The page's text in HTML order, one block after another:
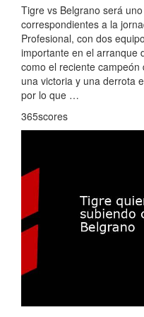
Tigre vs Belgrano será
correspondientes a la
Profesional, con dos
importante en el arranque
como el reciente
una victoria y una derrota
por lo que …
365scores